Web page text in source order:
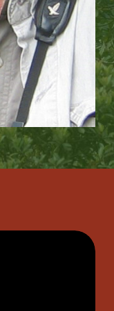
para que
influyentes.
avanzada para
lo que nos
largo de vastos